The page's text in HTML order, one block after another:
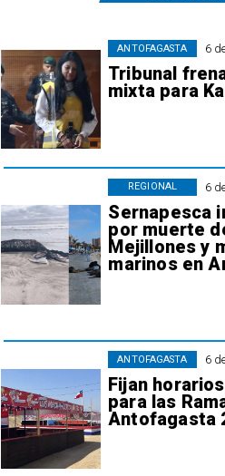
6
Tribunal
mixta para
ANTOFAGASTA
6
Sernapesca
por muerte
Mejillones y
marinos en
REGIONAL
6
Fijan
para las
Antofagasta
ANTOFAGASTA